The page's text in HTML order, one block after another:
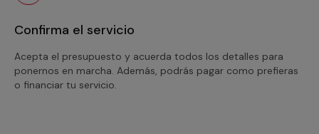
Confirma el servicio
Acepta el presupuesto y acuerda todos los detalles para
ponernos en marcha. Además, podrás pagar como prefieras
o financiar tu servicio.